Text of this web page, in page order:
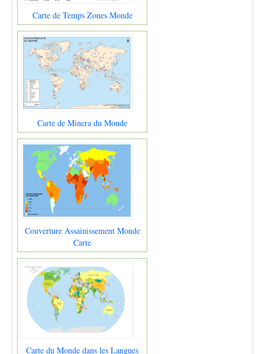
Carte de Temps Zones Monde
Carte de Minera du Monde
Couverture Assainissement Monde
Carte
Carte du Monde dans les Langues